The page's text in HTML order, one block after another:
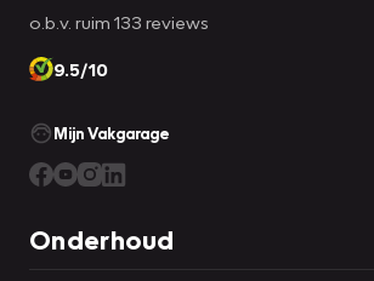
o.b.v. ruim 133 reviews
9.5/10
Mijn Vakgarage
Onderhoud